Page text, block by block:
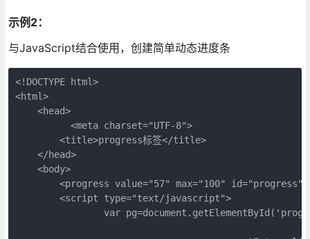
示例2：
与JavaScript结合使用，创建简单动态进度条
<!DOCTYPE html>
<html>
    <head>
        <title>progress标签</title>
    </head>
    <body>
<progress value="57" max="100"
        <script type="text/javascript">